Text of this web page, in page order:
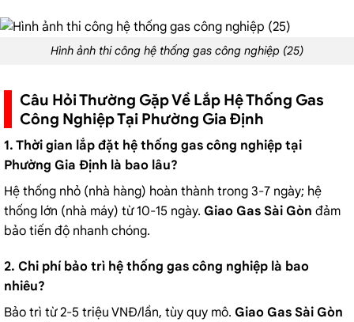
Hình ảnh thi công hệ thống gas công nghiệp (25)
Câu Hỏi Thường Gặp Về Lắp Hệ Thống Gas
Công Nghiệp Tại Phường Gia Định
1. Thời gian lắp đặt hệ thống gas công nghiệp tại
Phường Gia Định là bao lâu?
Hệ thống nhỏ (nhà hàng) hoàn thành trong 3-7 ngày; hệ
thống lớn (nhà máy) từ 10-15 ngày. Giao Gas Sài Gòn đảm
bảo tiến độ nhanh chóng.
2. Chi phí bảo trì hệ thống gas công nghiệp là bao
nhiêu?
Bảo trì từ 2-5 triệu VNĐ/lần, tùy quy mô. Giao Gas Sài Gòn